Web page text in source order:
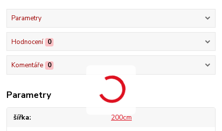
Parametry
Hodnocení 0
Komentáře 0
Parametry
šířka 200cm